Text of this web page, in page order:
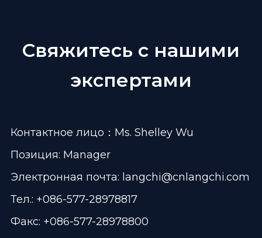
Свяжитесь с нашими
экспертами
Контактное лицо：Ms. Shelley Wu
Позиция: Manager
Электронная почта: langchi@cnlangchi.com
Тел.: +086-577-28978817
Факс: +086-577-28978800